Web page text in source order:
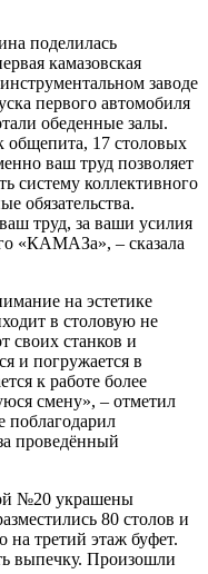
поделилась
камазовская
заводе
первого автомобиля
обеденные залы.
общепита, 17 столовых
ваш труд позволяет
систему коллективного
обязательства.
труд, за ваши усилия
«КАМАЗа», – сказала
на эстетике
в столовую не
своих станков и
и погружается в
к работе более
смену», – отметил
поблагодарил
проведённый
№20 украшены
80 столов и
на третий этаж буфет.
выпечку. Произошли